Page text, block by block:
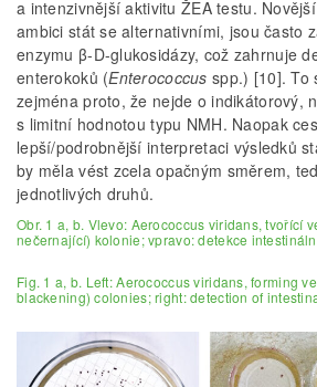
a intenzivnější aktivitu ŽEA testu.
ambici stát se alternativními, jsou často
enzymu β-D-glukosidázy, což zahrnuje
enterokoků (Enterococcus spp.) [10]. To
zejména proto, že nejde o indikátorový,
s limitní hodnotou typu NMH. Naopak
lepší/podrobnější interpretaci výsledků
by měla vést zcela opačným směrem,
jednotlivých druhů.
Obr. 1 a, b. Vlevo: Aerococcus viridans, tvořící
nečernající) kolonie; vpravo: detekce
Fig. 1 a, b. Left: Aerococcus viridans, forming
blackening) colonies; right: detection of